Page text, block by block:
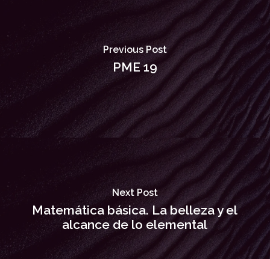
Previous Post
PME 19
Next Post
Matemática básica. La belleza y el
alcance de lo elemental